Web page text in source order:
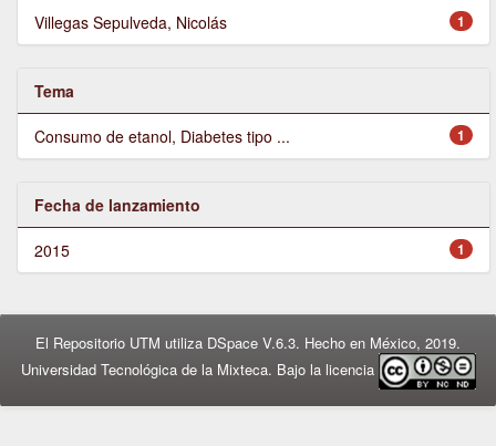
1
Villegas Sepulveda, Nicolás
Tema
1
Consumo de etanol, Diabetes tipo ...
Fecha de lanzamiento
1
2015
El Repositorio UTM utiliza DSpace V.6.3. Hecho en México, 2019.
Universidad Tecnológica de la Mixteca. Bajo la licencia